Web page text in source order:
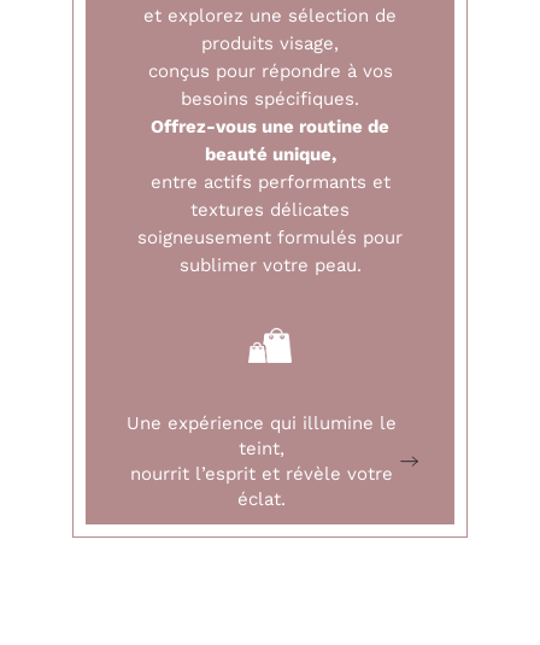
et explorez une sélection de
produits visage,
conçus pour répondre à vos
besoins spécifiques.
Offrez-vous une routine de
beauté unique,
entre actifs performants et
textures délicates
soigneusement formulés pour
sublimer votre peau.
Une expérience qui illumine le
teint,
nourrit l’esprit et révèle votre
éclat.